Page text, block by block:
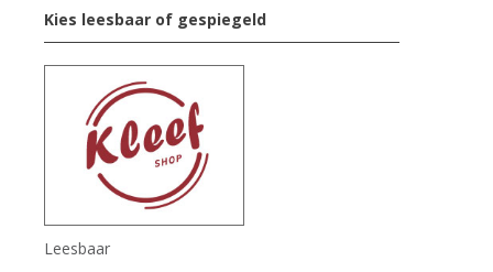
Kies leesbaar of gespiegeld
Leesbaar